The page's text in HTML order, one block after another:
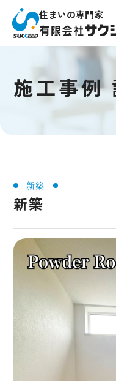
住まいの専門家
施工事例
新築
新築